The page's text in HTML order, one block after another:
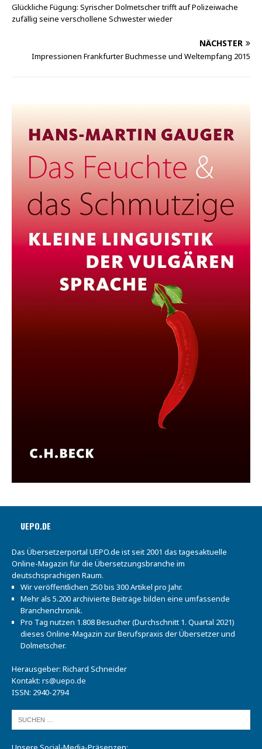
Glückliche Fügung: Syrischer Dolmetscher trifft auf Polizeiwache
zufällig seine verschollene Schwester wieder
NÄCHSTER
Impressionen Frankfurter Buchmesse und Weltempfang 2015
UEPO.DE
Das Übersetzerportal UEPO.de ist seit 2001 das tagesaktuelle
Online-Magazin für die Übersetzungsbranche im
deutschsprachigen Raum.
Wir veröffentlichen 250 bis 300 Artikel pro Jahr.
Mehr als 5.200 archivierte Beiträge bilden eine umfassende
Branchenchronik.
Pro Tag nutzen 1.808 Besucher (Durchschnitt 1. Quartal 2021)
dieses Online-Magazin zur Berufspraxis der Übersetzer und
Dolmetscher.
Herausgeber: Richard Schneider
Kontakt: rs@uepo.de
ISSN: 2940-2794